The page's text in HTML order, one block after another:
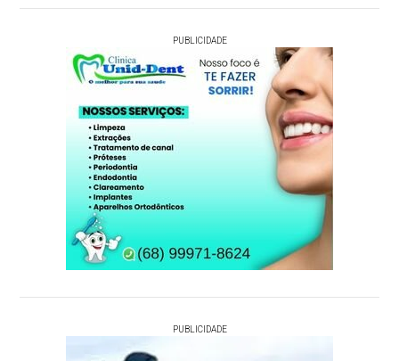
PUBLICIDADE
PUBLICIDADE